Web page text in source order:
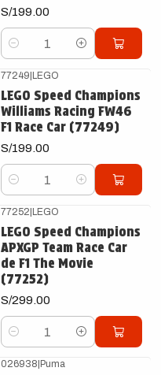
S/199.00
Cantidad
77249|LEGO
LEGO Speed Champions
Williams Racing FW46
F1 Race Car (77249)
S/199.00
Cantidad
77252|LEGO
LEGO Speed Champions
APXGP Team Race Car
de F1 The Movie
(77252)
S/299.00
Cantidad
026938|Puma